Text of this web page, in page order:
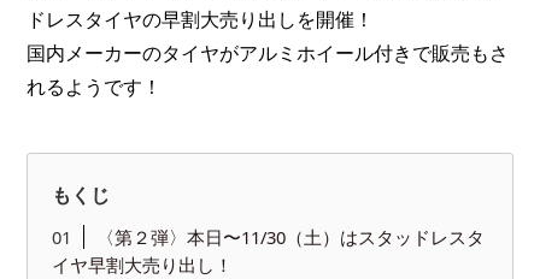
ドレスタイヤの早割大売り出しを開催！
国内メーカーのタイヤがアルミホイール付きで販売もさ
れるようです！
もくじ
〈第２弾〉本日〜11/30（土）はスタッドレスタ
イヤ早割大売り出し！